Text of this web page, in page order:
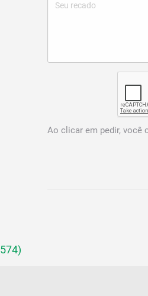
Ao clicar em pedir, você